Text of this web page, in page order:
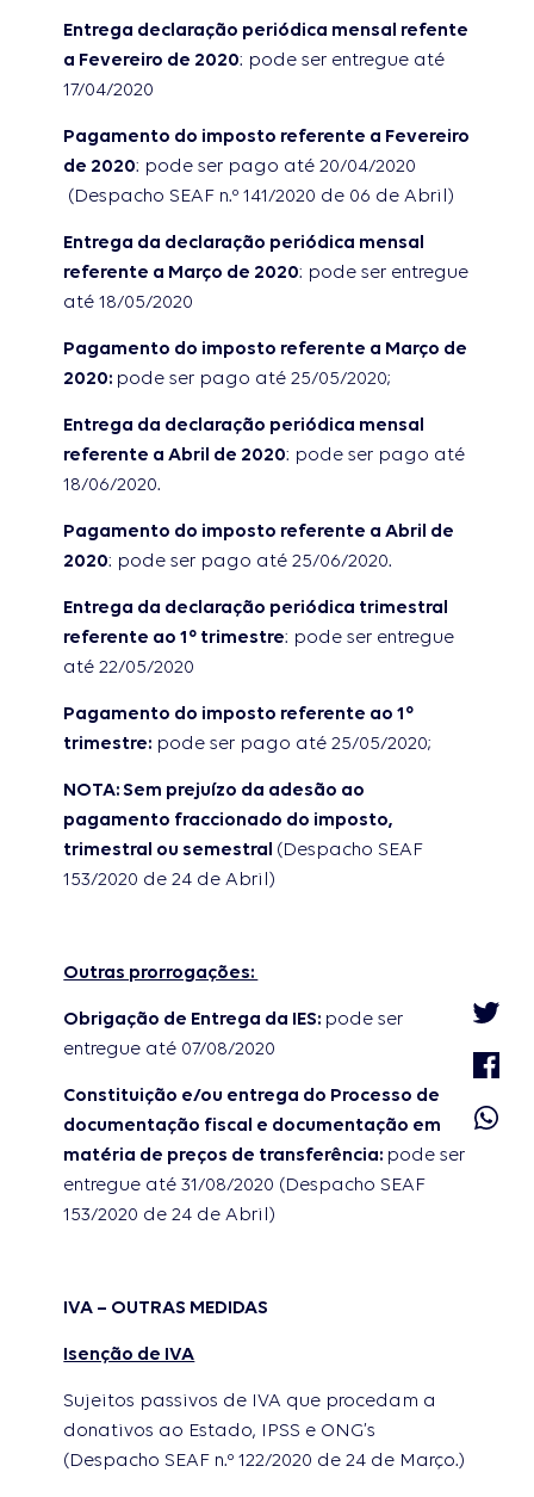
Entrega declaração periódica mensal refente
a Fevereiro de 2020: pode ser entregue até
17/04/2020
Pagamento do imposto referente a Fevereiro
de 2020: pode ser pago até 20/04/2020
(Despacho SEAF n.º 141/2020 de 06 de Abril)
Entrega da declaração periódica mensal
referente a Março de 2020: pode ser entregue
até 18/05/2020
Pagamento do imposto referente a Março de
2020: pode ser pago até 25/05/2020;
Entrega da declaração periódica mensal
referente a Abril de 2020: pode ser pago até
18/06/2020.
Pagamento do imposto referente a Abril de
2020: pode ser pago até 25/06/2020.
Entrega da declaração periódica trimestral
referente ao 1º trimestre: pode ser entregue
até 22/05/2020
Pagamento do imposto referente ao 1º
trimestre: pode ser pago até 25/05/2020;
NOTA: Sem prejuízo da adesão ao
pagamento fraccionado do imposto,
trimestral ou semestral (Despacho SEAF
153/2020 de 24 de Abril)
Outras prorrogações:
Obrigação de Entrega da IES: pode ser
entregue até 07/08/2020
Constituição e/ou entrega do Processo de
documentação fiscal e documentação em
matéria de preços de transferência: pode ser
entregue até 31/08/2020 (Despacho SEAF
153/2020 de 24 de Abril)
IVA – OUTRAS MEDIDAS
Isenção de IVA
Sujeitos passivos de IVA que procedam a
donativos ao Estado, IPSS e ONG’s
(Despacho SEAF n.º 122/2020 de 24 de Março.)